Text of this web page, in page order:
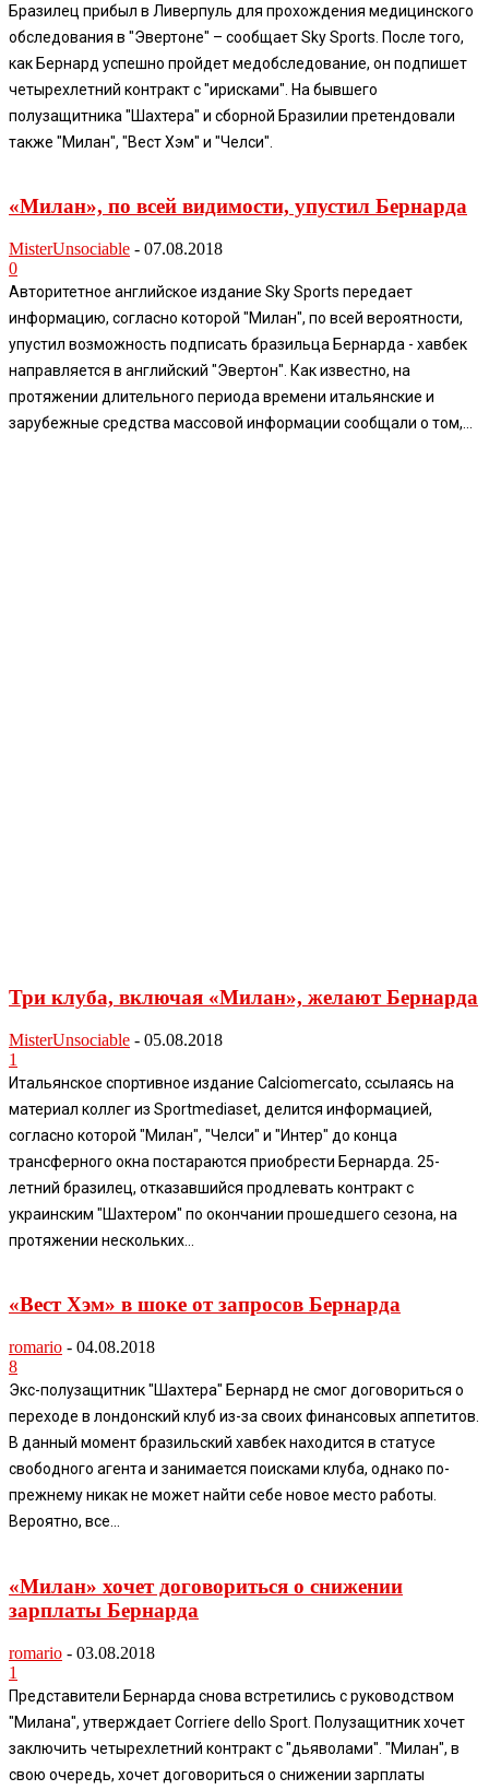
Бразилец прибыл в Ливерпуль для прохождения медицинского
обследования в "Эвертоне" – сообщает Sky Sports. После того,
как Бернард успешно пройдет медобследование, он подпишет
четырехлетний контракт с "ирисками". На бывшего
полузащитника "Шахтера" и сборной Бразилии претендовали
также "Милан", "Вест Хэм" и "Челси".
«Милан», по всей видимости, упустил Бернарда
MisterUnsociable - 07.08.2018
0
Авторитетное английское издание Sky Sports передает
информацию, согласно которой "Милан", по всей вероятности,
упустил возможность подписать бразильца Бернарда - хавбек
направляется в английский "Эвертон". Как известно, на
протяжении длительного периода времени итальянские и
зарубежные средства массовой информации сообщали о том,...
Три клуба, включая «Милан», желают Бернарда
MisterUnsociable - 05.08.2018
1
Итальянское спортивное издание Calciomercato, ссылаясь на
материал коллег из Sportmediaset, делится информацией,
согласно которой "Милан", "Челси" и "Интер" до конца
трансферного окна постараются приобрести Бернарда. 25-
летний бразилец, отказавшийся продлевать контракт с
украинским "Шахтером" по окончании прошедшего сезона, на
протяжении нескольких...
«Вест Хэм» в шоке от запросов Бернарда
romario - 04.08.2018
8
Экс-полузащитник "Шахтера" Бернард не смог договориться о
переходе в лондонский клуб из-за своих финансовых аппетитов.
В данный момент бразильский хавбек находится в статусе
свободного агента и занимается поисками клуба, однако по-
прежнему никак не может найти себе новое место работы.
Вероятно, все...
«Милан» хочет договориться о снижении
зарплаты Бернарда
romario - 03.08.2018
1
Представители Бернарда снова встретились с руководством
"Милана", утверждает Corriere dello Sport. Полузащитник хочет
заключить четырехлетний контракт с "дьяволами". "Милан", в
свою очередь, хочет договориться о снижении зарплаты